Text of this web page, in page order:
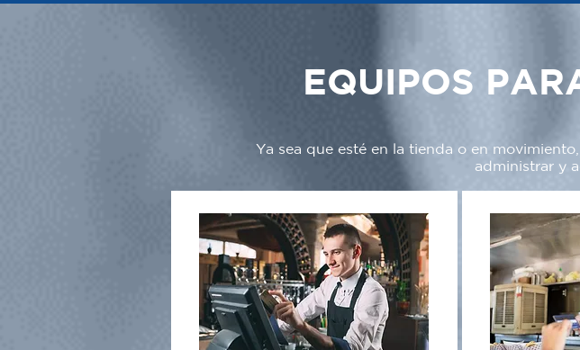
EQUIPOS
Ya sea que esté en la tienda o en
administrar y